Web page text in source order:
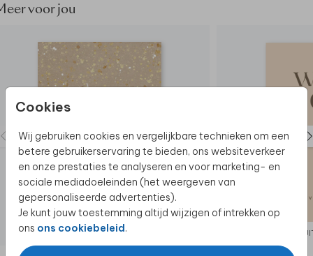
Cookies
Wij gebruiken cookies en vergelijkbare technieken om een
betere gebruikerservaring te bieden, ons websiteverkeer
en onze prestaties te analyseren en voor marketing- en
sociale mediadoeleinden (het weergeven van
gepersonaliseerde advertenties).
Je kunt jouw toestemming altijd wijzigen of intrekken op
ons ons cookiebeleid.
voor jou